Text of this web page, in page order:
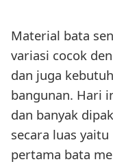
Material bata
variasi cocok
dan juga
bangunan. Hari
dan banyak
secara luas
pertama bata